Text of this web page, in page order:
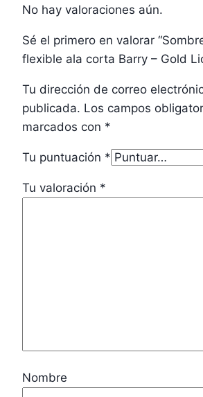
No hay valoraciones aún.
Sé el primero en valorar
flexible ala corta Barry – Gold
Tu dirección de correo
publicada. Los campos
marcados con *
Tu puntuación *
Tu valoración *
Nombre